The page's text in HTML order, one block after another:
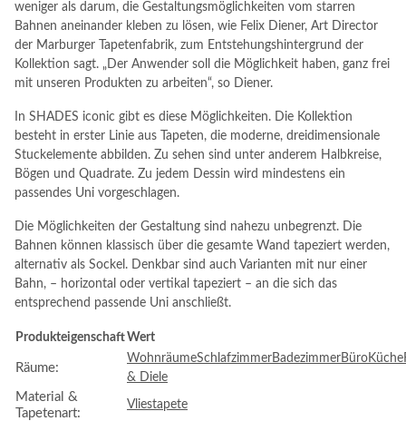
weniger als darum, die Gestaltungsmöglichkeiten vom starren
Bahnen aneinander kleben zu lösen, wie Felix Diener, Art Director
der Marburger Tapetenfabrik, zum Entstehungshintergrund der
Kollektion sagt. „Der Anwender soll die Möglichkeit haben, ganz frei
mit unseren Produkten zu arbeiten“, so Diener.
In SHADES iconic gibt es diese Möglichkeiten. Die Kollektion
besteht in erster Linie aus Tapeten, die moderne, dreidimensionale
Stuckelemente abbilden. Zu sehen sind unter anderem Halbkreise,
Bögen und Quadrate. Zu jedem Dessin wird mindestens ein
passendes Uni vorgeschlagen.
Die Möglichkeiten der Gestaltung sind nahezu unbegrenzt. Die
Bahnen können klassisch über die gesamte Wand tapeziert werden,
alternativ als Sockel. Denkbar sind auch Varianten mit nur einer
Bahn, – horizontal oder vertikal tapeziert – an die sich das
entsprechend passende Uni anschließt.
ProdukteigenschaftWert
Räume:
WohnräumeSchlafzimmerBadezimmerBüroKüche
& Diele
Material &
Tapetenart:
Vliestapete